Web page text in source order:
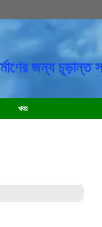
জন্য চূড়ান্ত
খবর